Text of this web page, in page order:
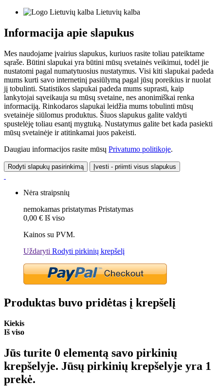
Lietuvių kalba
Informacija apie slapukus
Mes naudojame įvairius slapukus, kuriuos rasite toliau pateiktame
sąraše. Būtini slapukai yra būtini mūsų svetainės veikimui, todėl jie
nustatomi pagal numatytuosius nustatymus. Visi kiti slapukai padeda
mums kurti savo internetinį pasiūlymą pagal jūsų poreikius ir nuolat
jį tobulinti. Statistikos slapukai padeda mums suprasti, kaip
lankytojai sąveikauja su mūsų svetaine, nes anonimiškai renka
informaciją. Rinkodaros slapukai leidžia mums tobulinti mūsų
svetainėje siūlomus produktus. Šiuos slapukus galite valdyti
spustelėję toliau esantį mygtuką. Nustatymus galite bet kada pasiekti
mūsų svetainėje ir atitinkamai juos pakeisti.
Daugiau informacijos rasite mūsų Privatumo politikoje.
Rodyti slapukų pasirinkimą Įvesti - priimti visus slapukus
Nėra straipsnių
nemokamas pristatymas Pristatymas
0,00 € Iš viso
Kainos su PVM.
Uždaryti Rodyti pirkinių krepšelį
Produktas buvo pridėtas į krepšelį
Kiekis
Iš viso
Jūs turite 0 elementą savo pirkinių
krepšelyje. Jūsų pirkinių krepšelyje yra 1
prekė.